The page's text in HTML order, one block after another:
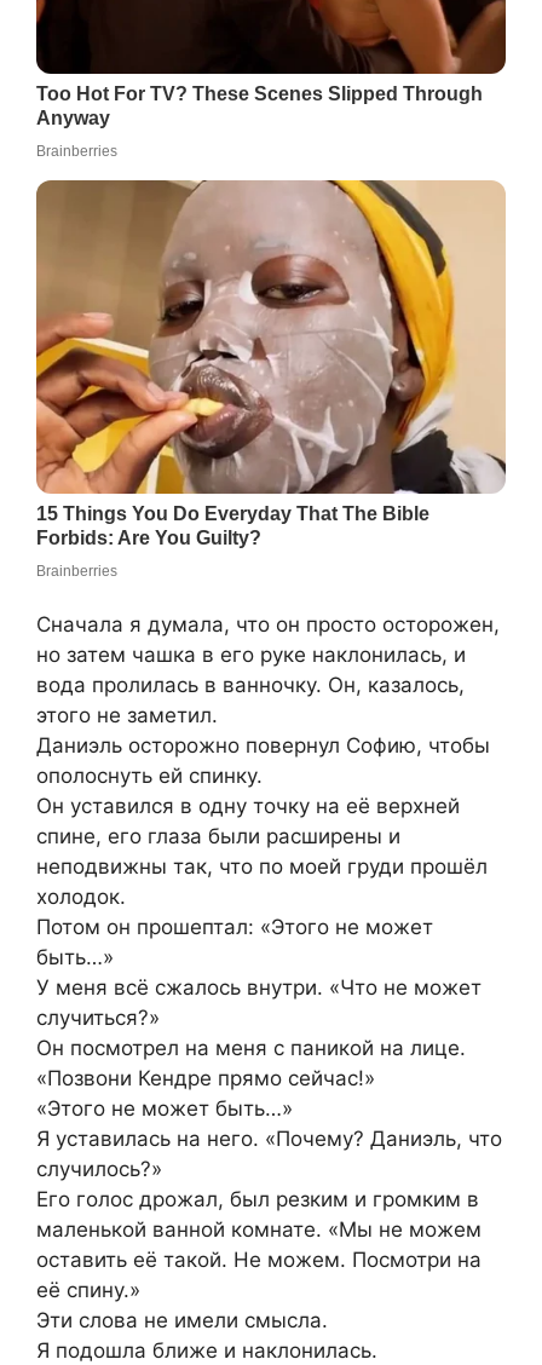
Сначала я думала, что он просто осторожен,
но затем чашка в его руке наклонилась, и
вода пролилась в ванночку. Он, казалось,
этого не заметил.
Даниэль осторожно повернул Софию, чтобы
ополоснуть ей спинку.
Он уставился в одну точку на её верхней
спине, его глаза были расширены и
неподвижны так, что по моей груди прошёл
холодок.
Потом он прошептал: «Этого не может
быть…»
У меня всё сжалось внутри. «Что не может
случиться?»
Он посмотрел на меня с паникой на лице.
«Позвони Кендре прямо сейчас!»
«Этого не может быть…»
Я уставилась на него. «Почему? Даниэль, что
случилось?»
Его голос дрожал, был резким и громким в
маленькой ванной комнате. «Мы не можем
оставить её такой. Не можем. Посмотри на
её спину.»
Эти слова не имели смысла.
Я подошла ближе и наклонилась.